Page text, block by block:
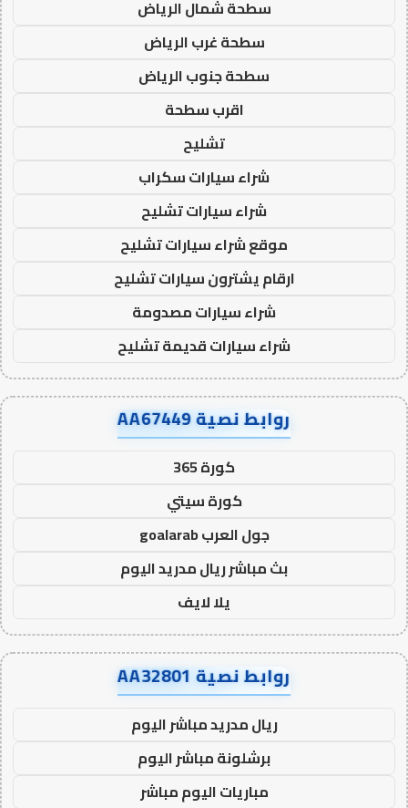
سطحة شمال الرياض
سطحة غرب الرياض
سطحة جنوب الرياض
اقرب سطحة
تشليح
شراء سيارات سكراب
شراء سيارات تشليح
موقع شراء سيارات تشليح
ارقام يشترون سيارات تشليح
شراء سيارات مصدومة
شراء سيارات قديمة تشليح
روابط نصية AA67449
كورة 365
كورة سيتي
جول العرب goalarab
بث مباشر ريال مدريد اليوم
يلا لايف
روابط نصية AA32801
ريال مدريد مباشر اليوم
برشلونة مباشر اليوم
مباريات اليوم مباشر